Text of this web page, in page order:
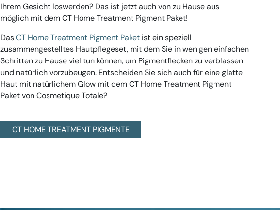
Ihrem Gesicht loswerden? Das ist jetzt auch von zu Hause aus
möglich mit dem CT Home Treatment Pigment Paket!
DasCT Home Treatment Pigment Paketist ein speziell
zusammengestelltes Hautpflegeset, mit dem Sie in wenigen einfachen
Schritten zu Hause viel tun können, um Pigmentflecken zu verblassen
und natürlich vorzubeugen. Entscheiden Sie sich auch für eine glatte
Haut mit natürlichem Glow mit dem CT Home Treatment Pigment
Paket von Cosmetique Totale?
CT HOME TREATMENT PIGMENTE